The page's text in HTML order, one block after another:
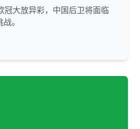
冠大放异彩，中国后卫将面临
。